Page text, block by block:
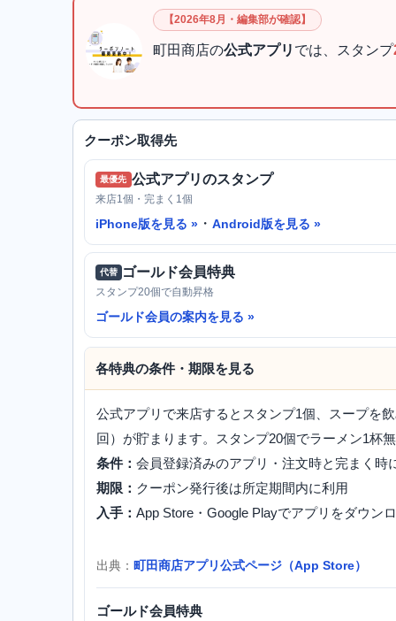
【2026年8月・編集部が確認】
町田商店の公式アプリ では、スタンプ
クーポン取得先
最優先 公式アプリのスタンプ
来店1個・完まく1個
iPhone版を見る ・ Android版を見る
代替 ゴールド会員特典
スタンプ20個で自動昇格
ゴールド会員の案内を見る
各特典の条件・期限を見る
公式アプリで来店するとスタンプ1個、スープを
回）が貯まります。スタンプ20個でラーメン1杯
条件： 会員登録済みのアプリ・注文時と完まく時
期限： クーポン発行後は所定期間内に利用
入手： App Store・Google Playでアプリをダウン
出典： 町田商店アプリ公式ページ（App Store）
ゴールド会員特典